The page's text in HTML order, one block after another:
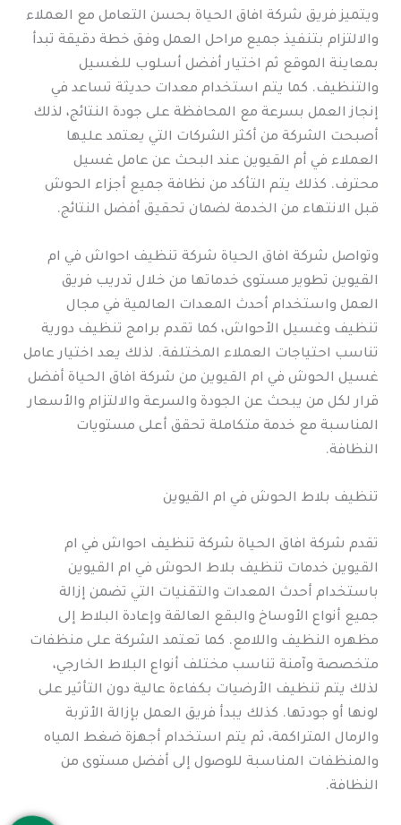
ويتميز فريق شركة افاق الحياة بحسن التعامل مع العملاء
والالتزام بتنفيذ جميع مراحل العمل وفق خطة دقيقة تبدأ
بمعاينة الموقع ثم اختيار أفضل أسلوب للغسيل
والتنظيف. كما يتم استخدام معدات حديثة تساعد في
إنجاز العمل بسرعة مع المحافظة على جودة النتائج، لذلك
أصبحت الشركة من أكثر الشركات التي يعتمد عليها
العملاء في أم القيوين عند البحث عن عامل غسيل
محترف. كذلك يتم التأكد من نظافة جميع أجزاء الحوش
قبل الانتهاء من الخدمة لضمان تحقيق أفضل النتائج.
وتواصل شركة افاق الحياة شركة تنظيف احواش في ام
القيوين تطوير مستوى خدماتها من خلال تدريب فريق
العمل واستخدام أحدث المعدات العالمية في مجال
تنظيف وغسيل الأحواش، كما تقدم برامج تنظيف دورية
تناسب احتياجات العملاء المختلفة. لذلك يعد اختيار عامل
غسيل الحوش في ام القيوين من شركة افاق الحياة أفضل
قرار لكل من يبحث عن الجودة والسرعة والالتزام والأسعار
المناسبة مع خدمة متكاملة تحقق أعلى مستويات
النظافة.
تنظيف بلاط الحوش في ام القيوين
تقدم شركة افاق الحياة شركة تنظيف احواش في ام
القيوين خدمات تنظيف بلاط الحوش في ام القيوين
باستخدام أحدث المعدات والتقنيات التي تضمن إزالة
جميع أنواع الأوساخ والبقع العالقة وإعادة البلاط إلى
مظهره النظيف واللامع. كما تعتمد الشركة على منظفات
متخصصة وآمنة تناسب مختلف أنواع البلاط الخارجي،
لذلك يتم تنظيف الأرضيات بكفاءة عالية دون التأثير على
لونها أو جودتها. كذلك يبدأ فريق العمل بإزالة الأتربة
والرمال المتراكمة، ثم يتم استخدام أجهزة ضغط المياه
والمنظفات المناسبة للوصول إلى أفضل مستوى من
النظافة.